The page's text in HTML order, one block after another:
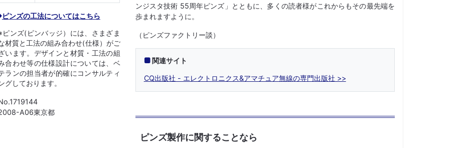
ピンズの工法についてはこちら
ピンズ(ピンバッジ）には、さまざま
材質と工法の組み合わせ(仕様）がご
います。デザインと材質・工法の組
合わせ等の仕様設計については、ベ
ランの担当者が的確にコンサルティ
グしております。
A06東京都
ンジスタ技術 55周年ピンズ」とともに、多くの読者様がこれからもその最先端を
歩まれますように。
（ピンズファクトリー談）
関連サイト
CQ出版社 - エレクトロニクス&アマチュア無線の専門出版社
ピンズ製作に関することなら